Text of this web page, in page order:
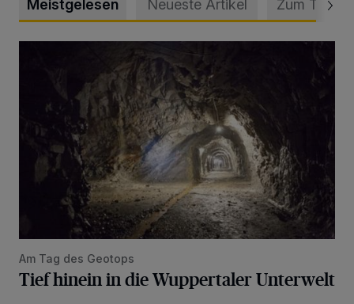
Meistgelesen Neueste Artikel Zum Thema
Am Tag des Geotops
Tief hinein in die Wuppertaler Unterwelt